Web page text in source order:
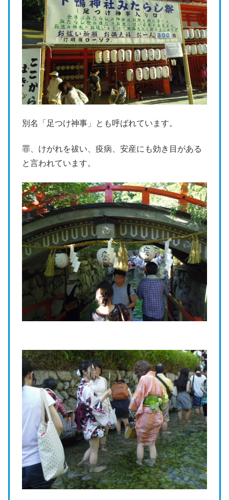
別名「足つけ神事」とも呼ばれています。
罪、けがれを祓い、疫病、安産にも効き目がある
と言われています。